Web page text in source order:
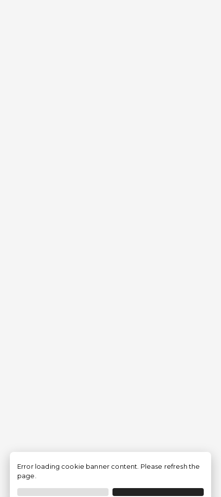
Filtro
Error loading cookie banner content. Please refresh the
page.